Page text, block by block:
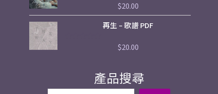
$20.00
再生 – 歌譜 PDF
$20.00
產品搜尋